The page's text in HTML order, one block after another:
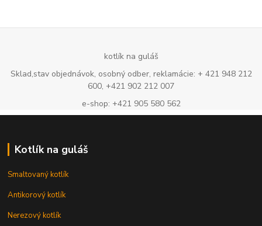
kotlík na guláš
Sklad,stav objednávok, osobný odber, reklamácie: + 421 948 212
600, +421 902 212 007
e-shop: +421 905 580 562
Kotlík na guláš
Smaltovaný kotlík
Antikorový kotlík
Nerezový kotlík